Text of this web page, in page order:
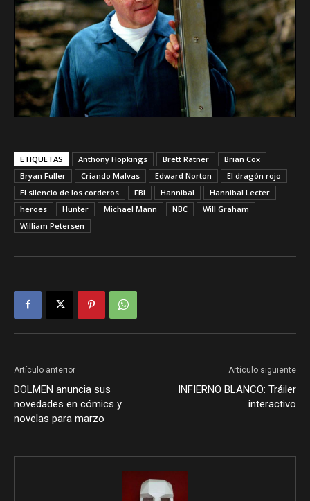
ETIQUETAS Anthony Hopkings Brett Ratner
Brian Cox
Bryan Fuller
Criando Malvas Edward Norton
El dragón rojo
El silencio de los corderos
FBI Hannibal
Hannibal Lecter
heroes
Hunter Michael Mann NBC
Will Graham
William Petersen
Artículo anterior
DOLMEN anuncia sus
novedades en cómics y
novelas para marzo
Artículo siguiente
INFIERNO BLANCO: Tráiler
interactivo